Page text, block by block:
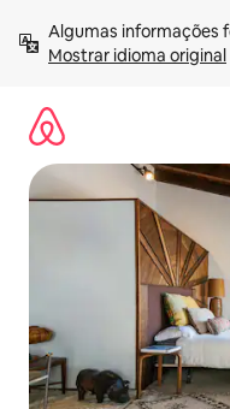
para
Mostrar idioma original